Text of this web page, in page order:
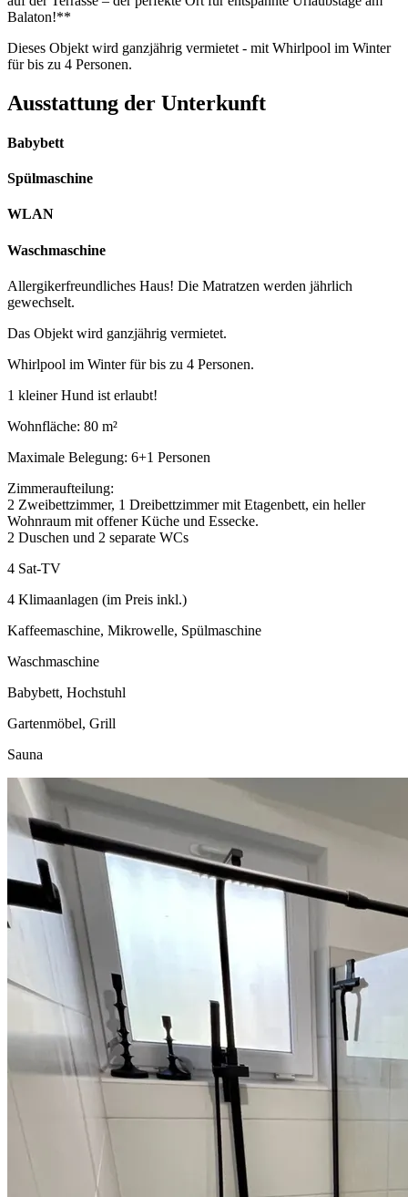
Balaton!**
Dieses Objekt wird ganzjährig vermietet - mit Whirlpool im Winter
für bis zu 4 Personen.
Ausstattung der Unterkunft
Babybett
Spülmaschine
WLAN
Waschmaschine
Allergikerfreundliches Haus! Die Matratzen werden jährlich
gewechselt.
Das Objekt wird ganzjährig vermietet.
Whirlpool im Winter für bis zu 4 Personen.
1 kleiner Hund ist erlaubt!
Wohnfläche: 80 m²
Maximale Belegung: 6+1 Personen
Zimmeraufteilung:
2 Zweibettzimmer, 1 Dreibettzimmer mit Etagenbett, ein heller
Wohnraum mit offener Küche und Essecke.
2 Duschen und 2 separate WCs
4 Sat-TV
4 Klimaanlagen (im Preis inkl.)
Kaffeemaschine, Mikrowelle, Spülmaschine
Waschmaschine
Babybett, Hochstuhl
Gartenmöbel, Grill
Sauna